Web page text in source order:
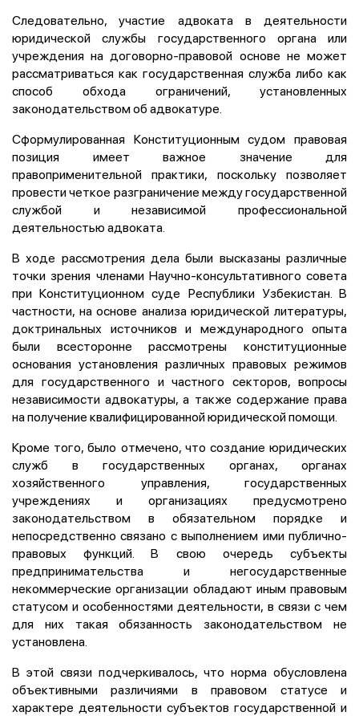
Следовательно, участие адвоката в деятельности
юридической службы государственного органа или
учреждения на договорно-правовой основе не может
рассматриваться как государственная служба либо как
способ обхода ограничений, установленных
законодательством об адвокатуре.
Сформулированная Конституционным судом правовая
позиция имеет важное значение для
правоприменительной практики, поскольку позволяет
провести четкое разграничение между государственной
службой и независимой профессиональной
деятельностью адвоката.
В ходе рассмотрения дела были высказаны различные
точки зрения членами Научно-консультативного совета
при Конституционном суде Республики Узбекистан. В
частности, на основе анализа юридической литературы,
доктринальных источников и международного опыта
были всесторонне рассмотрены конституционные
основания установления различных правовых режимов
для государственного и частного секторов, вопросы
независимости адвокатуры, а также содержание права
на получение квалифицированной юридической помощи.
Кроме того, было отмечено, что создание юридических
служб в государственных органах, органах
хозяйственного управления, государственных
учреждениях и организациях предусмотрено
законодательством в обязательном порядке и
непосредственно связано с выполнением ими публично-
правовых функций. В свою очередь субъекты
предпринимательства и негосударственные
некоммерческие организации обладают иным правовым
статусом и особенностями деятельности, в связи с чем
для них такая обязанность законодательством не
установлена.
В этой связи подчеркивалось, что норма обусловлена
объективными различиями в правовом статусе и
характере деятельности субъектов государственной и